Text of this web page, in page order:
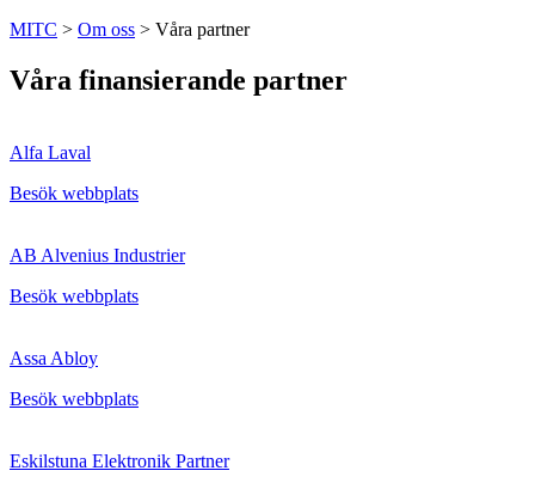
MITC > Om oss > Våra partner
Våra finansierande partner
Alfa Laval
Besök webbplats
AB Alvenius Industrier
Besök webbplats
Assa Abloy
Besök webbplats
Eskilstuna Elektronik Partner